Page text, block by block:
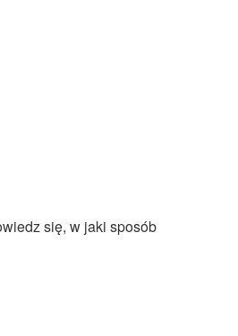
się, w jaki sposób